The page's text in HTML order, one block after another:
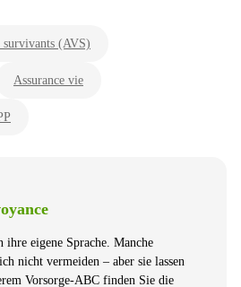
survivants (AVS)
Assurance vie
ihre eigene Sprache. Manche
nicht vermeiden – aber sie lassen
Vorsorge-ABC finden Sie die